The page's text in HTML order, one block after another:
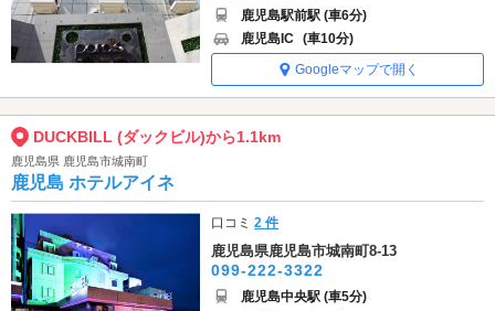
鹿児島駅前駅 (車6分)
鹿児島IC (車10分)
Googleマップで開く
DUCKBILL (ダックビル)から1.1km
鹿児島県 鹿児島市城南町
鹿児島 ホテルアイネ
口コミ2 件
鹿児島県鹿児島市城南町8-13
099-222-3322
鹿児島中央駅 (車5分)